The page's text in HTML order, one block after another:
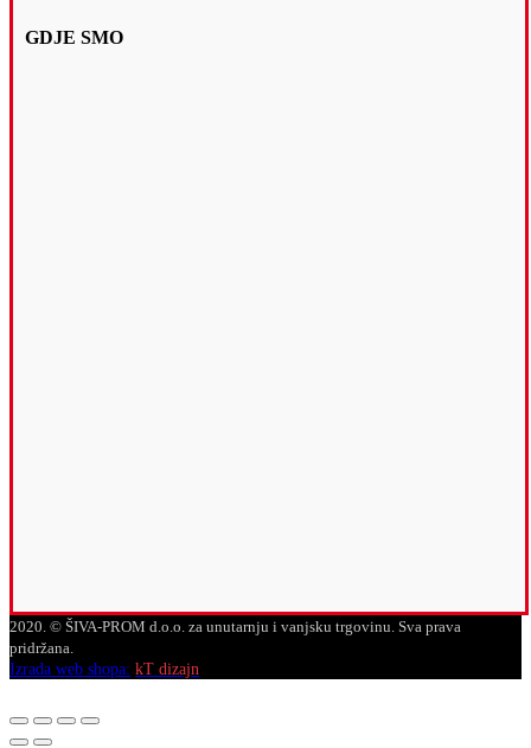
GDJE SMO
2020. © ŠIVA-PROM d.o.o. za unutarnju i vanjsku trgovinu. Sva prava
pridržana.
Izrada web shopa: kT dizajn